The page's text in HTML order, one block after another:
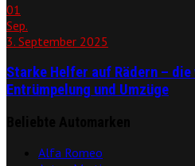
01
Sep.
3. September 2025
Starke Helfer auf Rädern –
Entrümpelung und Umzüge
Alfa Romeo